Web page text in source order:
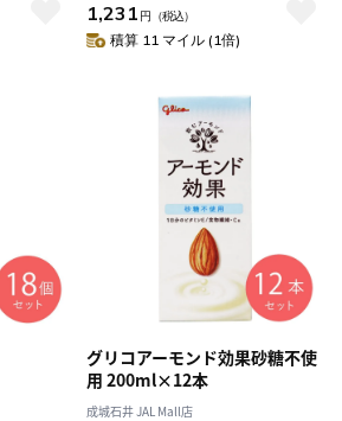
1,231 円 （税込）
積算 11 マイル (1倍)
グリコアーモンド効果砂糖不使
用 200ml×12本
成城石井 JAL Mall店